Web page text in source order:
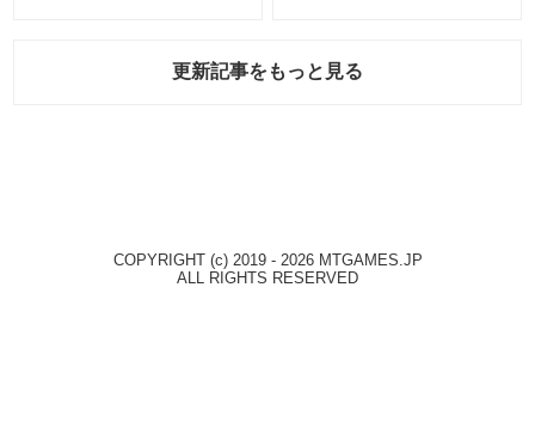
更新記事をもっと見る
COPYRIGHT (c) 2019 - 2026 MTGAMES.JP
ALL RIGHTS RESERVED